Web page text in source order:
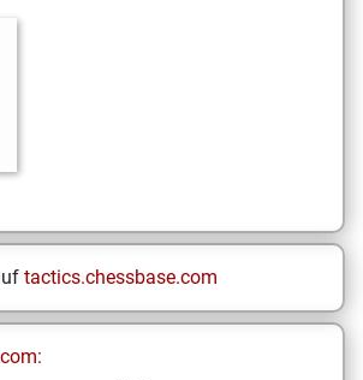
tactics.chessbase.com